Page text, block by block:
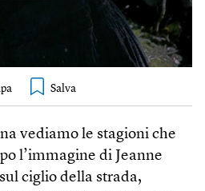
vediamo le stagioni che
l’immagine di Jeanne
ciglio della strada,